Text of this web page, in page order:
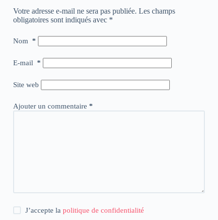
Votre adresse e-mail ne sera pas publiée. Les champs
obligatoires sont indiqués avec *
Nom *
E-mail *
Site web
Ajouter un commentaire *
J’accepte lapolitique de confidentialité